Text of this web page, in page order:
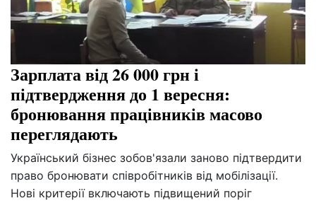
Зарплата від 26 000 грн і
підтвердження до 1 вересня:
бронювання працівників масово
переглядають
Український бізнес зобов'язали заново підтвердити
право бронювати співробітників від мобілізації.
Нові критерії включають підвищений поріг